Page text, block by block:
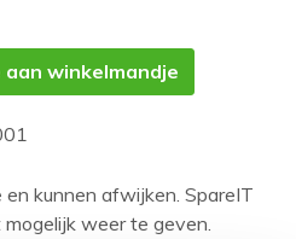
aan winkelmandje
kunnen afwijken. SpareIT
weer te geven.